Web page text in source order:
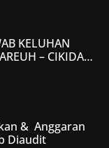
KELUHAN
– CIKIDANG
& Anggaran
Diaudit